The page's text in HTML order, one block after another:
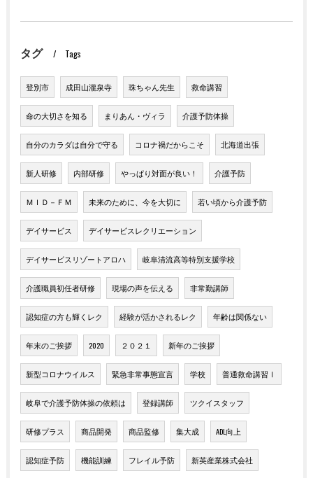
タグ Tags
登別市 成田山瀧泉寺 珠ちゃん先生 救命講習
命の大切さを知る まりあん・ヴィラ 介護予防体操
自分のカラダは自分で守る コロナ禍だからこそ 北海道出張
新人研修 内部研修 やっぱり対面が良い！ 介護予防
ＭＩＤ－ＦＭ 未来のために、今を大切に 若い頃から介護予防
デイサービス デイサービスレクリエーション
デイサービスリゾートアロハ 岐阜清流高等特別支援学校
介護職員初任者研修 現場の声を伝える 非常勤講師
認知症の方も輝くレク 経験が活かされるレク 年齢は関係ない
年末のご挨拶 2020 ２０２１ 新年のご挨拶
新型コロナウイルス 緊急非常事態宣言 学校 普通救命講習Ⅰ
岐阜で介護予防体操の依頼は 登録講師 ツクイスタッフ
研修プラス 商品開発 商品監修 集大成 ADL向上
認知症予防 機能訓練 フレイル予防 新英産業株式会社